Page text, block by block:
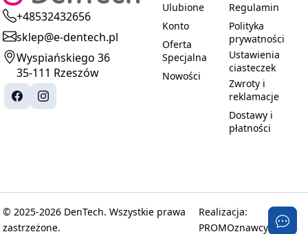
+48532432656
sklep@e-dentech.pl
Wyspiańskiego 36
35-111 Rzeszów
Ulubione
Konto
Oferta
Specjalna
Nowości
Regulamin
Polityka
prywatności
Ustawienia
ciasteczek
Zwroty i
reklamacje
Dostawy i
płatności
© 2025-2026 DenTech. Wszystkie prawa
zastrzeżone.
Realizacja:
PROMOznawcy.pl